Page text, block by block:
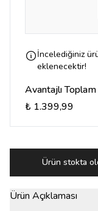
İncelediğiniz
eklenecektir!
Avantajlı Toplam
₺ 1.399,99
Ürün stokta
Ürün Açıklaması